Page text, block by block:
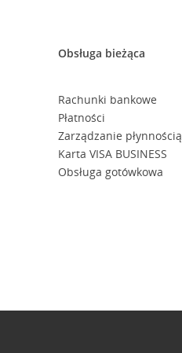
Obsługa bieżąca
Rachunki bankowe
Płatności
Zarządzanie płynnością
Karta VISA BUSINESS
Obsługa gotówkowa